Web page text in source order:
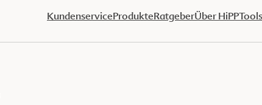
KundenserviceProdukteRatgeberÜber HiPP